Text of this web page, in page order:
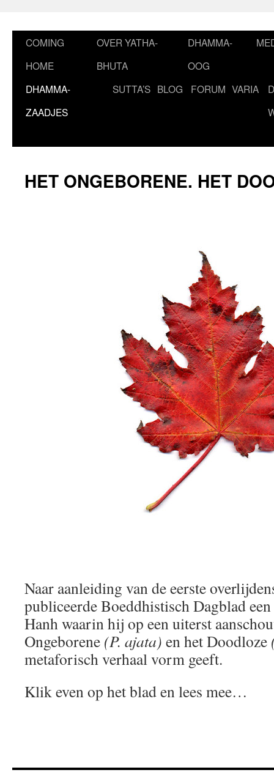
COMING
HOME
OVER YATHA-
BHUTA
DHAMMA-
OOG
DHAMMA-
ZAADJES
SUTTA’S BLOG FORUM VARIA
HET ONGEBORENE. HET
Naar aanleiding van de eerste
publiceerde Boeddhistisch Dagblad
Hanh waarin hij op een uiterst
Ongeborene (P. ajata) en het Doodloze
metaforisch verhaal vorm geeft.
Klik even op het blad en lees mee…